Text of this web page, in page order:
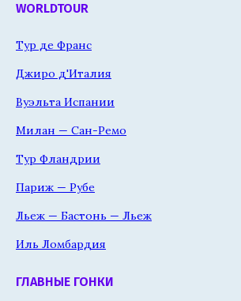
WORLDTOUR
Тур де Франс
Джиро д'Италия
Вуэльта Испании
Милан — Сан-Ремо
Тур Фландрии
Париж — Рубе
Льеж — Бастонь — Льеж
Иль Ломбардия
ГЛАВНЫЕ ГОНКИ